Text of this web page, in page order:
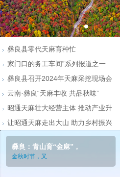
彝良县零代天麻育种忙
家门口的务工车间”系列报道之一
彝良县召开2024年天麻采挖现场会
云南·彝良“天麻丰收 共品秋味”
昭通天麻壮大经营主体 推动产业升
让昭通天麻走出大山 助力乡村振兴
彝良：青山育“金麻”，
金秋时节，又